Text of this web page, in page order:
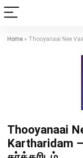
Home » Thooyanaai Nee
Thooyanaai
Kartharidam